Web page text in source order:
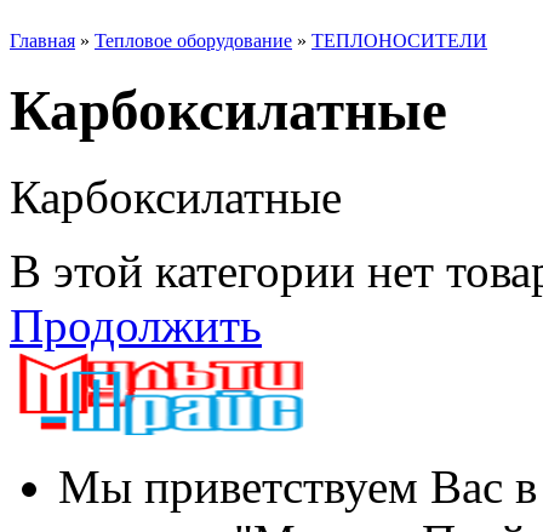
Главная » Тепловое оборудование » ТЕПЛОНОСИТЕЛИ
Карбоксилатные
Карбоксилатные
В этой категории нет
Продолжить
Мы приветствуем Вас